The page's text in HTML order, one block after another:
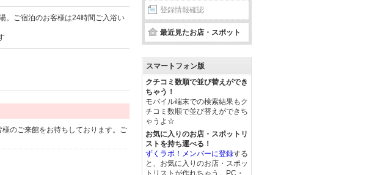
。ご宿泊のお客様は24時間ご入浴い
のご来館をお待ちしております。ご
登録情報確認
最近見たお店・スポット
スマートフォン版
クチコミ数順で並び替えができ
ちゃう！
モバイル端末での検索結果もク
チコミ数順で並び替えができち
ゃうよ☆
お気に入りのお店・スポットリ
ストを持ち運べる！
ずくラボ！メンバーに登録する
と、お気に入りのお店・スポッ
トリストが作れちゃう。PC・